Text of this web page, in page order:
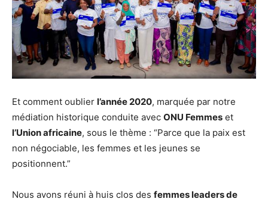
Et comment oublier l’année 2020, marquée par notre
médiation historique conduite avec ONU Femmes et
l’Union africaine, sous le thème : “Parce que la paix est
non négociable, les femmes et les jeunes se
positionnent.”
Nous avons réuni à huis clos des femmes leaders de